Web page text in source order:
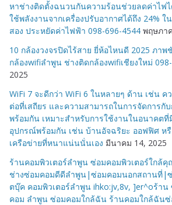
หาช่างติดตั้งฉนวนกันความร้อนช่วยลดค่าไฟ
ใช้พลังงานจากเครื่องปรับอากาศได้ถึง 24%
สอง ประหยัดค่าไฟฟ้า 098-696-4544 พฤษภา
10 กล้องวงจรปิดไร้สาย ยี่ห้อไหนดี 2025 ภา
กล้องwifiลำพูน ช่างติดกล้องwifiเชียงใหม่
2025
WiFi 7 จะดีกว่า WiFi 6 ในหลายๆ ด้าน เช่น ค
ต่อที่เสถียร และความสามารถในการจัดการกั
พร้อมกัน เหมาะสำหรับการใช้งานในอนาคตที่
อุปกรณ์พร้อมกัน เช่น บ้านอัจฉริยะ ออฟฟิศ ห
เครือข่ายที่หนาแน่นนั่นเอง มีนาคม 14, 2025
ร้านคอมพิวเตอร์ลำพูน ซ่อมคอมพิวเตอร์ใกล้คุ
ช่างซ่อมคอมดีดีลำพูน|ซ่อมคอมนอกสถานที่|
ตบุ๊ค คอมพิวเตอร์ลำพูน ihko:jv,8v, ]er^oร้า
คอม ลำพูน ซ่อมคอมใกล้ฉัน ร้านคอมใกล้ฉัน